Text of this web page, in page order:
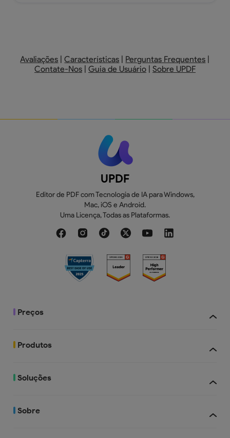
110GB
Avaliações |Características | Perguntas Frequentes |
Contate-Nos| Guia de Usuário| Sobre UPDF
UPDF
Editor de PDF com Tecnologia de IA para Windows,
Mac, iOS e Android.
Uma Licença, Todas as Plataformas.
Preços
Produtos
Soluções
Sobre